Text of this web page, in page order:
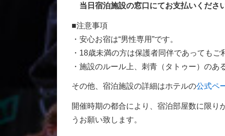
当日宿泊施設の窓口にてお支払いください
■注意事項
・安心お宿は“男性専用”です。
・18歳未満の方は保護者同伴であってもご
・施設のルール上、刺青（タトゥー）のあ
その他、宿泊施設の詳細はホテルの公式ペ
開催時期の都合により、宿泊部屋数に限り
うお願い致します。